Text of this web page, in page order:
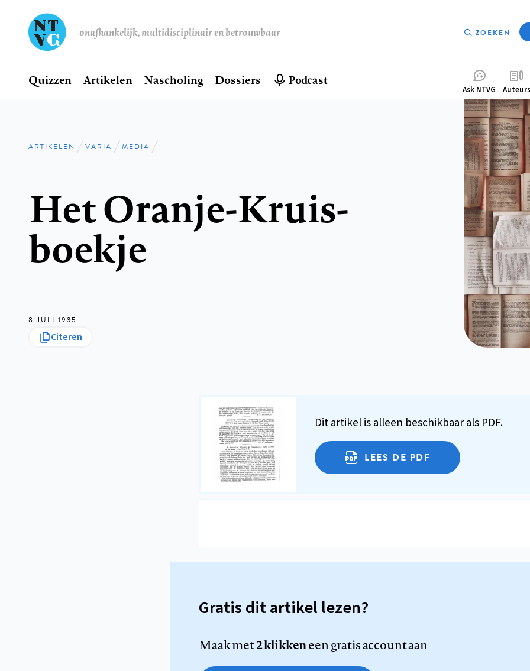
onafhankelijk, multidisciplinair en betrouwbaar ZOEKEN
Hoofdnavigatie
Home
Quizzen Artikelen Nascholing Dossiers Podcast
menu
Ask NTVG Auteurs
Kruimelpad
ARTIKELEN VARIA MEDIA
Het Oranje-Kruis-
boekje
8 JULI 1935
Citeren
Dit artikel is alleen beschikbaar als PDF.
LEES DE PDF
Gratis dit artikel lezen?
Maak met2 klikkeneen gratis account aan